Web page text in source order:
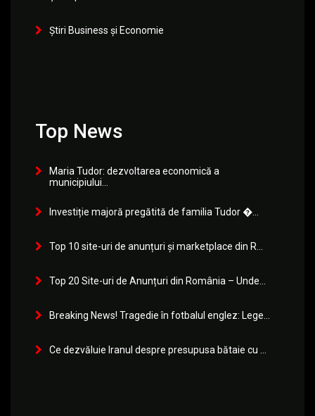
Știri Business și Economie
Top News
Maria Tudor: dezvoltarea economică a
municipiului...
Investiție majoră pregătită de familia Tudor �...
Top 10 site-uri de anunțuri și marketplace din R...
Top 20 Site-uri de Anunțuri din România – Unde...
Breaking News! Tragedie în fotbalul englez: Lege...
Ce dezvăluie Iranul despre presupusa bătaie cu ...